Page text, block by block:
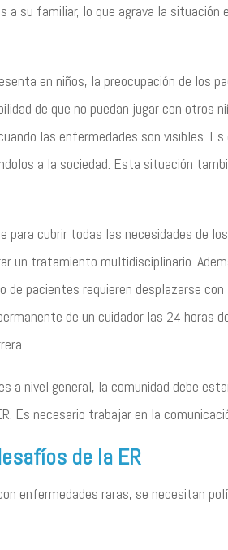
a su familiar, lo que agrava la
en niños, la preocupación de los
de que no puedan jugar con otros
las enfermedades son visibles.
a la sociedad. Esta situación
cubrir todas las necesidades de
un tratamiento multidisciplinario.
pacientes requieren desplazarse
de un cuidador las 24 horas
a nivel general, la comunidad debe
Es necesario trabajar en la
de la ER
enfermedades raras, se necesitan